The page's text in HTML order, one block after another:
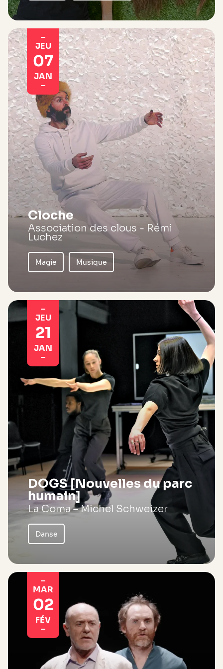
JEU
07
JAN
Cloche
Association des clous - Rémi
Luchez
Magie Musique
JEU
21
JAN
DOGS [Nouvelles du parc
humain]
La Coma – Michel Schweizer
Danse
MAR
02
FÉV